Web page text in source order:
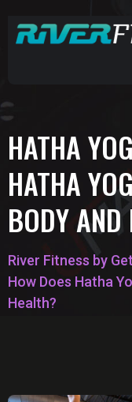
HATHA
HATHA
BODY AND
River Fitness by
How Does Hatha
Health?